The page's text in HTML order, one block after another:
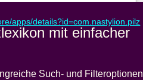
apps/details?id=com.nastylion.pilz
mit einfacher
Such- und Filteroptionen